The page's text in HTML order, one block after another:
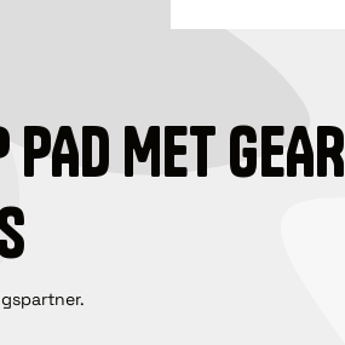
MET GEAR